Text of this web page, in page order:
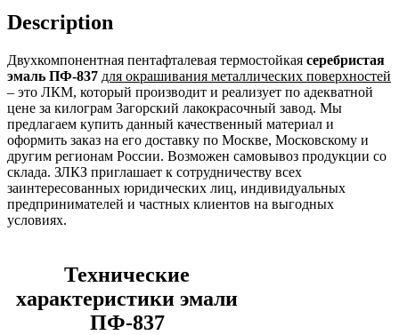
Description
Двухкомпонентная пентафталевая термостойкая серебристая
эмаль ПФ-837 для окрашивания металлических поверхностей
– это ЛКМ, который производит и реализует по адекватной
цене за килограм Загорский лакокрасочный завод. Мы
предлагаем купить данный качественный материал и
оформить заказ на его доставку по Москве, Московскому и
другим регионам России. Возможен самовывоз продукции со
склада. ЗЛКЗ приглашает к сотрудничеству всех
заинтересованных юридических лиц, индивидуальных
предпринимателей и частных клиентов на выгодных
условиях.
Технические
характеристики эмали
ПФ-837